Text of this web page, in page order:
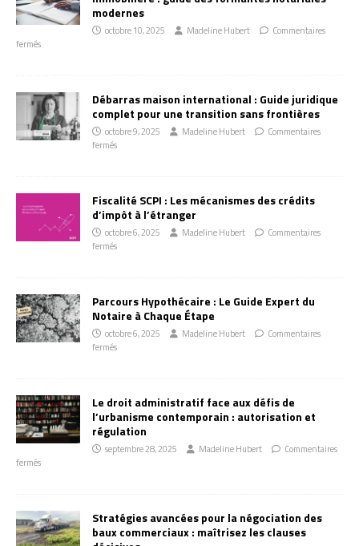
modernes
octobre 10, 2025 Madeline Hubert
Commentaires
fermés
Débarras maison international : Guide juridique
complet pour une transition sans frontières
octobre 9, 2025 Madeline Hubert
Commentaires
fermés
Fiscalité SCPI : Les mécanismes des crédits
d’impôt à l’étranger
octobre 6, 2025 Madeline Hubert
Commentaires
fermés
Parcours Hypothécaire : Le Guide Expert du
Notaire à Chaque Étape
octobre 6, 2025 Madeline Hubert
Commentaires
fermés
Le droit administratif face aux défis de
l’urbanisme contemporain : autorisation et
régulation
septembre 28, 2025 Madeline Hubert
Commentaires
fermés
Stratégies avancées pour la négociation des
baux commerciaux : maîtrisez les clauses